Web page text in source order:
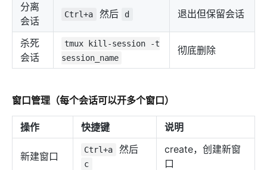
分离
会话
Ctrl+a 然后 d 退出但保留会话
杀死
会话
tmux kill-session -t
session_name
彻底删除
窗口管理（每个会话可以开多个窗口）
操作 快捷键 说明
新建窗口
Ctrl+a 然后
c
create，创建新窗
口